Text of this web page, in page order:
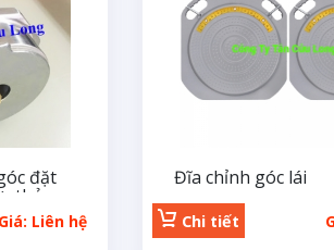
đặt
thủy
Giá: Liên hệ
Đĩa chỉnh góc lái
Chi tiết